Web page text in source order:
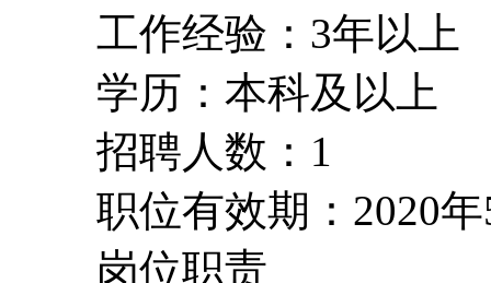
工作经验：3年以上
学历：本科及以上
招聘人数：1
职位有效期：2020
岗位职责